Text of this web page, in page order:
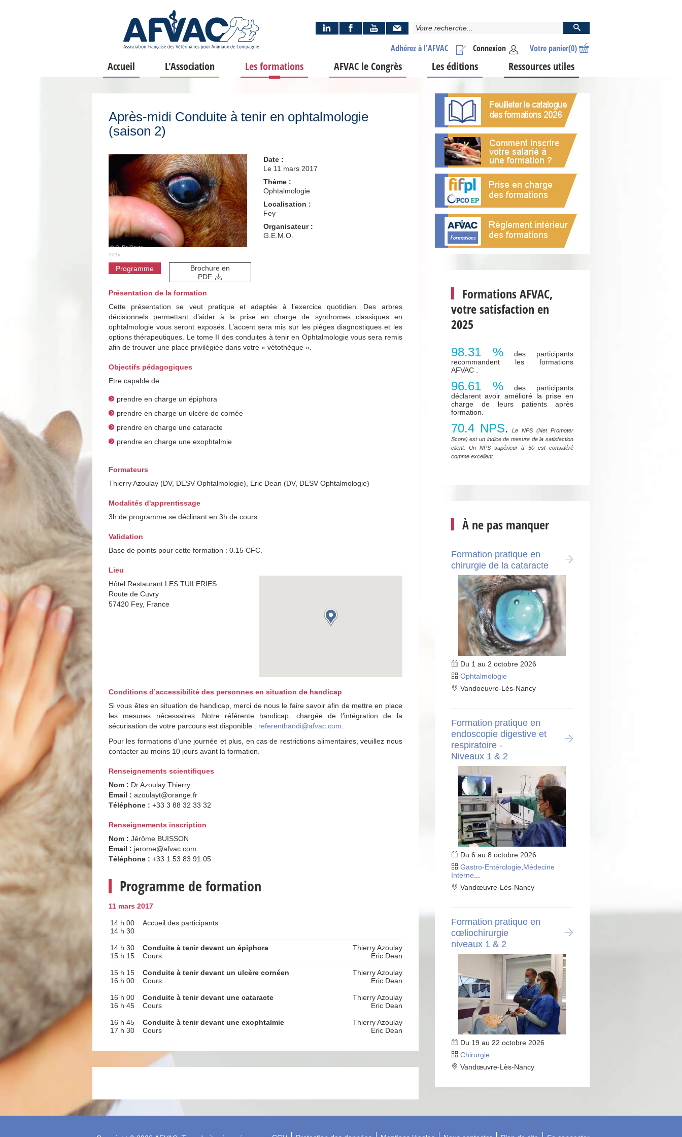
Votre panier(0)
Connexion
Adhérez à l'AFVAC
Accueil L'Association Les formations AFVAC le Congrès Les éditions Ressources utiles
Après-midi Conduite à tenir en ophtalmologie
(saison 2)
221x
Date :
Le 11 mars 2017
Thème :
Ophtalmologie
Localisation :
Fey
Organisateur :
G.E.M.O.
Programme
Brochure en
PDF
Présentation de la formation
Cette présentation se veut pratique et adaptée à l’exercice quotidien. Des arbres
décisionnels permettant d’aider à la prise en charge de syndromes classiques en
ophtalmologie vous seront exposés. L’accent sera mis sur les pièges diagnostiques et les
options thérapeutiques. Le tome II des conduites à tenir en Ophtalmologie vous sera remis
afin de trouver une place privilégiée dans votre « vétothèque ».
Objectifs pédagogiques
Etre capable de :
prendre en charge un épiphora
prendre en charge un ulcère de cornée
prendre en charge une cataracte
prendre en charge une exophtalmie
Formateurs
Thierry Azoulay (DV, DESV Ophtalmologie), Eric Dean (DV, DESV Ophtalmologie)
Modalités d'apprentissage
3h de programme se déclinant en 3h de cours
Validation
Base de points pour cette formation : 0.15 CFC.
Lieu
Hôtel Restaurant LES TUILERIES
Route de Cuvry
57420 Fey, France
Conditions d’accessibilité des personnes en situation de handicap
Si vous êtes en situation de handicap, merci de nous le faire savoir afin de mettre en place
les mesures nécessaires. Notre référente handicap, chargée de l’intégration de la
sécurisation de votre parcours est disponible : referenthandi@afvac.com
Pour les formations d’une journée et plus, en cas de restrictions alimentaires, veuillez nous
contacter au moins 10 jours avant la formation.
Renseignements scientifiques
Nom : Dr Azoulay Thierry
Email : azoulayt@orange.fr
Téléphone : +33 3 88 32 33 32
Renseignements inscription
Nom : Jérôme BUISSON
Email : jerome@afvac.com
Téléphone : +33 1 53 83 91 05
Programme de formation
11 mars 2017
14 h 00
14 h 30
Accueil des participants
14 h 30
15 h 15
Conduite à tenir devant un épiphora
Cours
Thierry Azoulay
Eric Dean
15 h 15
16 h 00
Conduite à tenir devant un ulcère cornéen
Cours
Thierry Azoulay
Eric Dean
16 h 00
16 h 45
Conduite à tenir devant une cataracte
Cours
Thierry Azoulay
Eric Dean
16 h 45
17 h 30
Conduite à tenir devant une exophtalmie
Cours
Thierry Azoulay
Eric Dean
Formations AFVAC,
votre satisfaction en
2025
98.31 % des participants
recommandent les formations
AFVAC .
96.61 % des participants
déclarent avoir amélioré la prise en
charge de leurs patients après
formation.
70.4 NPS.
Le NPS (Net Promoter
Score) est un indice de mesure de la satisfaction
client. Un NPS supérieur à 50 est considéré
comme excellent.
À ne pas manquer
Formation pratique en
chirurgie de la cataracte
Du 1 au 2 octobre 2026
Ophtalmologie
Vandoeuvre-Lès-Nancy
Formation pratique en
endoscopie digestive et
respiratoire -
Niveaux 1 & 2
Du 6 au 8 octobre 2026
Gastro-Entérologie Médecine
Interne
Vandœuvre-Lès-Nancy
Formation pratique en
cœliochirurgie
niveaux 1 & 2
Du 19 au 22 octobre 2026
Chirurgie
Vandœuvre-Lès-Nancy